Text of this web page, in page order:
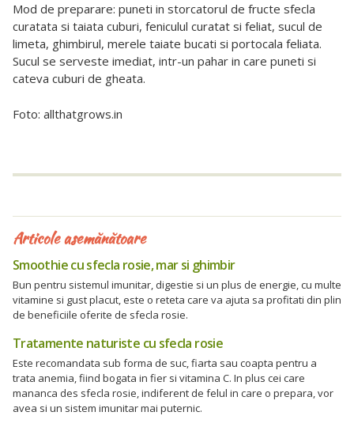
Mod de preparare: puneti in storcatorul de fructe sfecla
curatata si taiata cuburi, feniculul curatat si feliat, sucul de
limeta, ghimbirul, merele taiate bucati si portocala feliata.
Sucul se serveste imediat, intr-un pahar in care puneti si
cateva cuburi de gheata.
Foto: allthatgrows.in
Articole asemănătoare
Smoothie cu sfecla rosie, mar si ghimbir
Bun pentru sistemul imunitar, digestie si un plus de energie, cu multe
vitamine si gust placut, este o reteta care va ajuta sa profitati din plin
de beneficiile oferite de sfecla rosie.
Tratamente naturiste cu sfecla rosie
Este recomandata sub forma de suc, fiarta sau coapta pentru a
trata anemia, fiind bogata in fier si vitamina C. In plus cei care
mananca des sfecla rosie, indiferent de felul in care o prepara, vor
avea si un sistem imunitar mai puternic.